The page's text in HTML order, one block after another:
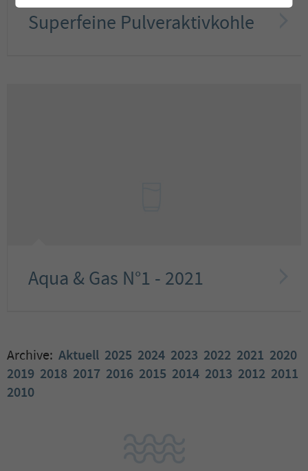
Superfeine Pulveraktivkohle
Aqua & Gas N°1 - 2021
Archive: Aktuell 2025 2024 2023 2022 2021 2020
2019 2018 2017 2016 2015 2014 2013 2012 2011
2010